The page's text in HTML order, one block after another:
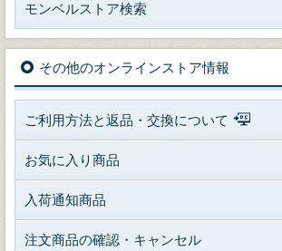
モンベルストア検索
その他のオンラインストア情報
ご利用方法と返品・交換について
お気に入り商品
入荷通知商品
注文商品の確認・キャンセル